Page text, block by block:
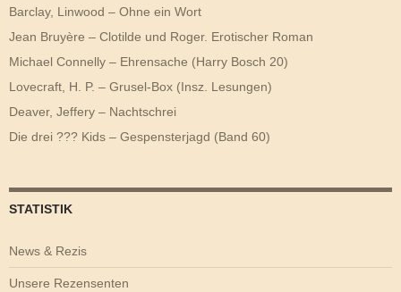
Barclay, Linwood – Ohne ein Wort
Jean Bruyère – Clotilde und Roger. Erotischer Roman
Michael Connelly – Ehrensache (Harry Bosch 20)
Lovecraft, H. P. – Grusel-Box (Insz. Lesungen)
Deaver, Jeffery – Nachtschrei
Die drei ??? Kids – Gespensterjagd (Band 60)
STATISTIK
News & Rezis
Unsere Rezensenten